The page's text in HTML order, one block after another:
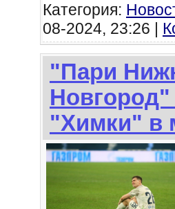
Категория:
08-2024, 23:26 |
"Пари
"Химки" в